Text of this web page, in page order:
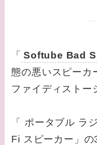
「 Softube Bad
態の悪いスピーカ
ファイディストー
「 ポータブル ラ
Fi スピーカー」